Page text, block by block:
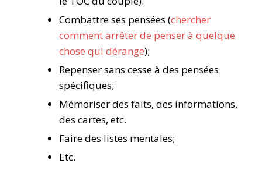
Combattre ses pensées (chercher
comment arrêter de penser à quelque
chose qui dérange);
Repenser sans cesse à des pensées
spécifiques;
Mémoriser des faits, des informations,
des cartes, etc.
Faire des listes mentales;
Etc.